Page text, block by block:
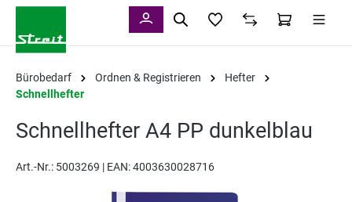
Bürobedarf Ordnen & Registrieren
Hefter
Schnellhefter
Schnellhefter A4 PP dunkelblau
Art.-Nr.: 5003269 | EAN: 4003630028716
Bildergalerie überspringen